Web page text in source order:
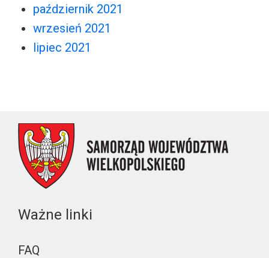
październik 2021
wrzesień 2021
lipiec 2021
Ważne linki
FAQ